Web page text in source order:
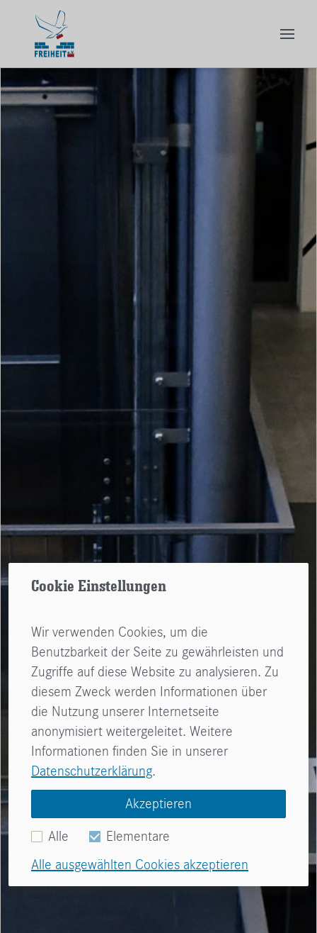
Cookie Einstellungen
Wir verwenden Cookies, um die
Benutzbarkeit der Seite zu gewährleisten und
Zugriffe auf diese Website zu analysieren. Zu
diesem Zweck werden Informationen über
die Nutzung unserer Internetseite
anonymisiert weitergeleitet. Weitere
Informationen finden Sie in unserer
Datenschutzerklärung.
Akzeptieren
Alle
Elementare
Alle ausgewählten Cookies akzeptieren